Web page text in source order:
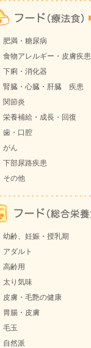
肥満・糖尿病
食物アレルギー・皮膚疾患
下痢・消化器
腎臓・心臓・肝臓 疾患
関節炎
栄養補給・成長・回復
歯・口腔
がん
下部尿路疾患
その他
幼齢、妊娠・授乳期
アダルト
高齢用
太り気味
皮膚・毛艶の健康
胃腸・皮膚
毛玉
自然派